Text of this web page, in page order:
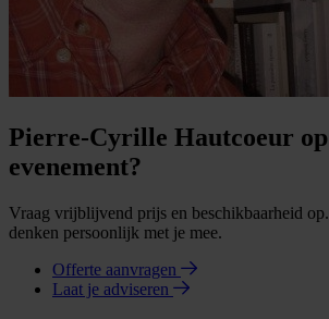
Pierre-Cyrille Hautcoeur op
evenement?
Vraag vrijblijvend prijs en beschikbaarheid
denken persoonlijk met je mee.
Offerte aanvragen
Laat je adviseren